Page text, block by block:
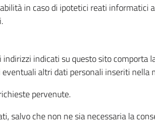
in caso di ipotetici reati informatici
indicati su questo sito comporta
altri dati personali inseriti nella
pervenute.
salvo che non ne sia necessaria la